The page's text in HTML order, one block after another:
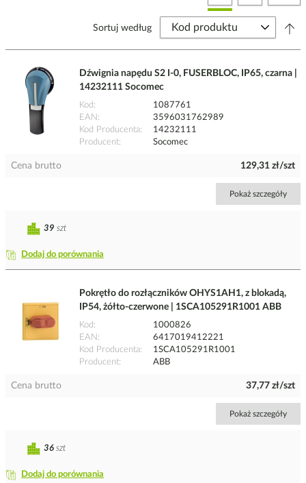
Sortuj według
Dźwignia napędu S2 I-0, FUSERBLOC, IP65, czarna |
14232111 Socomec
Kod
1087761
EAN
3596031762989
Kod Producenta
14232111
Producent
Socomec
Cena brutto 129,31 zł/szt
Pokaż szczegóły
Dodaj do porównania
39 szt
Pokrętło do rozłączników OHYS1AH1, z blokadą,
IP54, żółto-czerwone | 1SCA105291R1001 ABB
Kod
1000826
EAN
6417019412221
Kod Producenta
1SCA105291R1001
Producent
ABB
Cena brutto 37,77 zł/szt
Pokaż szczegóły
Dodaj do porównania
36 szt